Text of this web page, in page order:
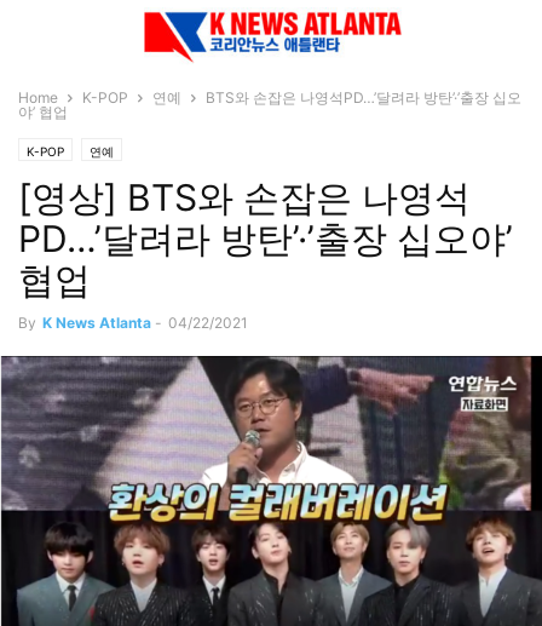
Home K-POP 연예
BTS와 손잡은 나영석PD…’달려라 방탄’·’출장 십오
야’ 협업
K-POP 연예
[영상] BTS와 손잡은 나영석
PD…’달려라 방탄’·’출장 십오야’
협업
By K News Atlanta - 04/22/2021